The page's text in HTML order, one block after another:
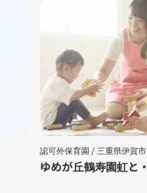
認可外保育園 / 三重県伊賀市
ゆめが丘鶴寿園虹と